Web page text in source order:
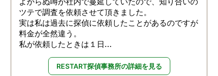
ツテで調査を依頼させて頂きました。
実は私は過去に探偵に依頼したことがあるのですが
料金が全然違う。
私が依頼したときは１日...
RESTART探偵事務所の詳細を見る